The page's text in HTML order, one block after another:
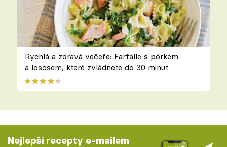
Rychlá a zdravá večeře: Farfalle s pórkem
a lososem, které zvládnete do 30 minut
Nejlepší recepty e-mailem